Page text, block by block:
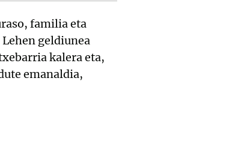
familia eta
geldiunea
kalera eta,
emanaldia,